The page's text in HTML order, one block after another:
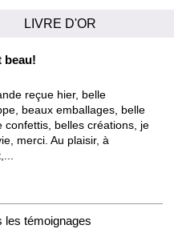
LIVRE D'OR
beau!
reçue hier, belle
beaux emballages, belle
confettis, belles créations, je
merci. Au plaisir, à
les témoignages